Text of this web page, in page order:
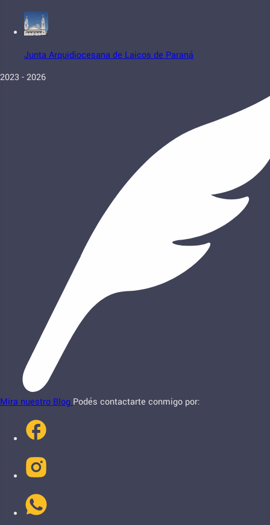
Junta Arquidiocesana de Laicos de Paraná
2023 - 2026
Mira nuestro Blog Podés contactarte conmigo por: